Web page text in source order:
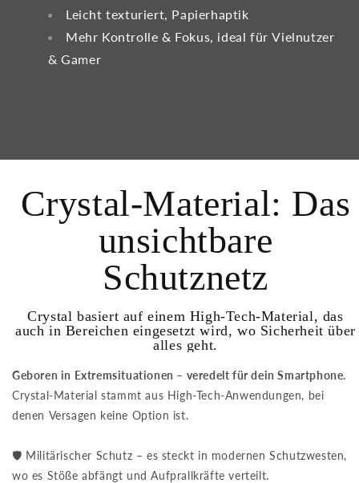
Leicht texturiert, Papierhaptik
Mehr Kontrolle & Fokus, ideal für Vielnutzer
& Gamer
Crystal-Material: Das
unsichtbare
Schutznetz
Crystal basiert auf einem High-Tech-Material, das
auch in Bereichen eingesetzt wird, wo Sicherheit über
alles geht.
Geboren in Extremsituationen – veredelt für dein Smartphone.
Crystal-Material stammt aus High-Tech-Anwendungen, bei
denen Versagen keine Option ist.
🛡️ Militärischer Schutz – es steckt in modernen Schutzwesten,
wo es Stöße abfängt und Aufprallkräfte verteilt.